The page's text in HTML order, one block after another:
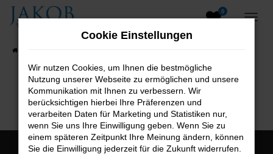
Zum
0
B2B-Shop
Cookie Einstellungen
Wir nutzen Cookies, um Ihnen die bestmögliche
Nutzung unserer Webseite zu ermöglichen und unsere
Kommunikation mit Ihnen zu verbessern. Wir
berücksichtigen hierbei Ihre Präferenzen und
verarbeiten Daten für Marketing und Statistiken nur,
wenn Sie uns Ihre Einwilligung geben. Wenn Sie zu
einem späteren Zeitpunkt Ihre Meinung ändern, können
Sie die Einwilligung jederzeit für die Zukunft widerrufen.